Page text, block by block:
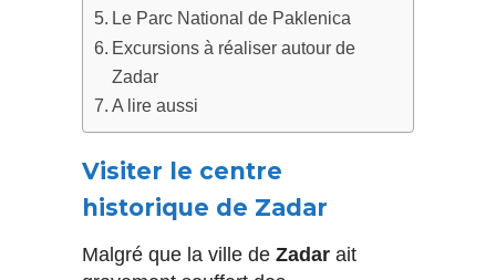
Le Parc National de Paklenica
Excursions à réaliser autour de
Zadar
A lire aussi
Visiter le centre
historique de Zadar
Malgré que la ville de Zadar ait